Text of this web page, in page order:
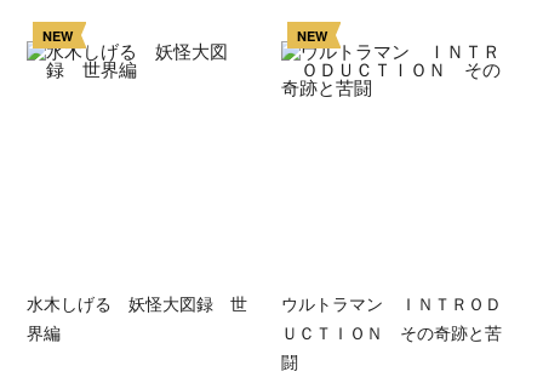
NEW
水木しげる 妖怪大図録 世
界編
NEW
ウルトラマン ＩＮＴＲＯＤ
ＵＣＴＩＯＮ その奇跡と苦
闘